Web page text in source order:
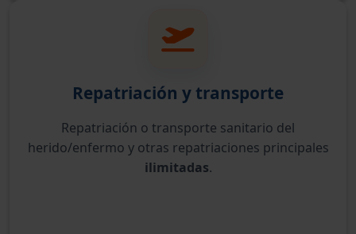
Repatriación y transporte
Repatriación o transporte sanitario del
herido/enfermo y otras repatriaciones principales
ilimitadas.